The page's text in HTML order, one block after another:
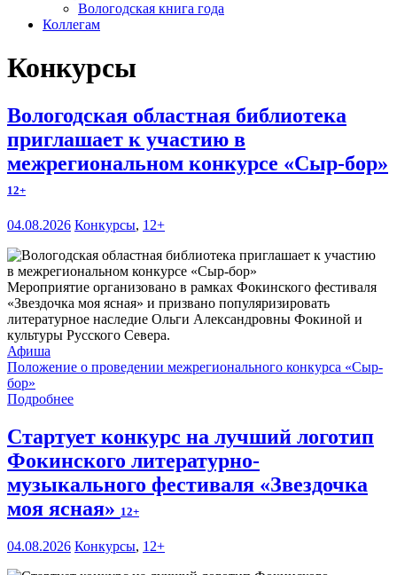
Вологодская книга года
Коллегам
Конкурсы
Вологодская областная библиотека
приглашает к участию в
межрегиональном конкурсе «Сыр-бор»
12+
04.08.2026 Конкурсы, 12+
Мероприятие организовано в рамках Фокинского фестиваля
«Звездочка моя ясная» и призвано популяризировать
литературное наследие Ольги Александровны Фокиной и
культуры Русского Севера.
Афиша
Положение о проведении межрегионального конкурса «Сыр-
бор»
Подробнее
Стартует конкурс на лучший логотип
Фокинского литературно-
музыкального фестиваля «Звездочка
моя ясная» 12+
04.08.2026 Конкурсы, 12+